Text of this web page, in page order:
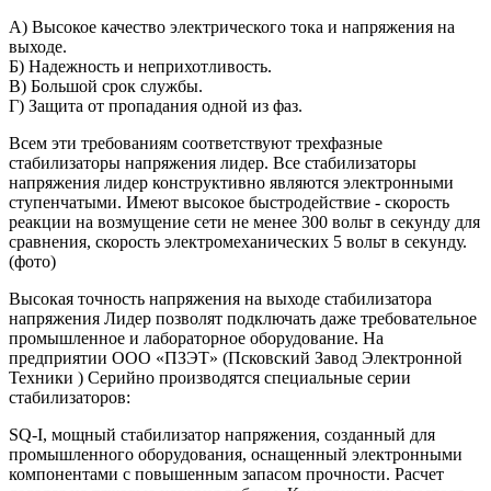
А) Высокое качество электрического тока и напряжения на
выходе.
Б) Надежность и неприхотливость.
В) Большой срок службы.
Г) Защита от пропадания одной из фаз.
Всем эти требованиям соответствуют трехфазные
стабилизаторы напряжения лидер. Все стабилизаторы
напряжения лидер конструктивно являются электронными
ступенчатыми. Имеют высокое быстродействие - скорость
реакции на возмущение сети не менее 300 вольт в секунду для
сравнения, скорость электромеханических 5 вольт в секунду.
(фото)
Высокая точность напряжения на выходе стабилизатора
напряжения Лидер позволят подключать даже требовательное
промышленное и лабораторное оборудование. На
предприятии ООО «ПЗЭТ» (Псковский Завод Электронной
Техники ) Серийно производятся специальные серии
стабилизаторов:
SQ-I, мощный стабилизатор напряжения, созданный для
промышленного оборудования, оснащенный электронными
компонентами с повышенным запасом прочности. Расчет